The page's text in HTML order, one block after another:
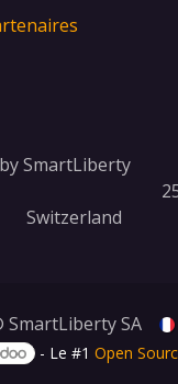
by SmartLiberty
46 2525 Le
SA
- Le #1Open